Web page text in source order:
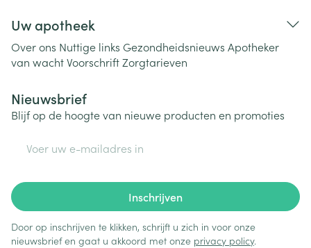
Uw apotheek
Over ons Nuttige links Gezondheidsnieuws Apotheker
van wachtVoorschriftZorgtarieven
Nieuwsbrief
Blijf op de hoogte van nieuwe producten en promoties
Inschrijven
Door op inschrijven te klikken, schrijft u zich in voor onze
nieuwsbrief en gaat u akkoord met onze privacy policy.